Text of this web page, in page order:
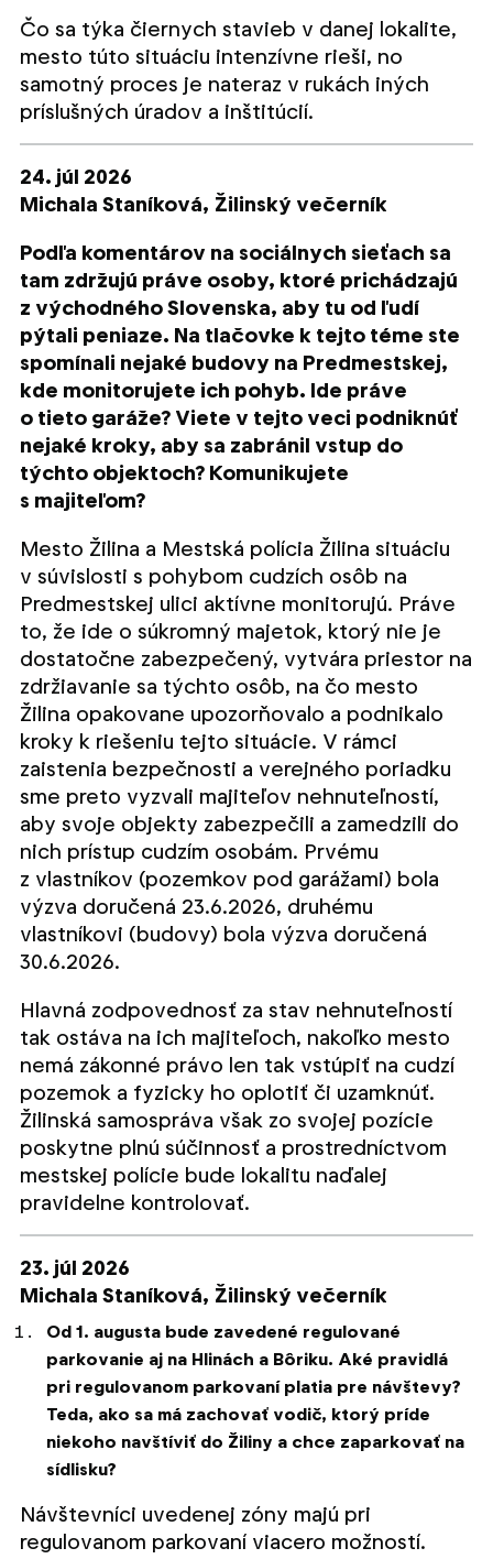
Čo sa týka čiernych stavieb v danej lokalite,
mesto túto situáciu intenzívne rieši, no
samotný proces je nateraz v rukách iných
príslušných úradov a inštitúcií.
24. júl 2026
Michala Staníková, Žilinský večerník
Podľa komentárov na sociálnych sieťach sa
tam zdržujú práve osoby, ktoré prichádzajú
z východného Slovenska, aby tu od ľudí
pýtali peniaze. Na tlačovke k tejto téme ste
spomínali nejaké budovy na Predmestskej,
kde monitorujete ich pohyb. Ide práve
o tieto garáže? Viete v tejto veci podniknúť
nejaké kroky, aby sa zabránil vstup do
týchto objektoch? Komunikujete
s majiteľom?
Mesto Žilina a Mestská polícia Žilina situáciu
v súvislosti s pohybom cudzích osôb na
Predmestskej ulici aktívne monitorujú. Práve
to, že ide o súkromný majetok, ktorý nie je
dostatočne zabezpečený, vytvára priestor na
zdržiavanie sa týchto osôb, na čo mesto
Žilina opakovane upozorňovalo a podnikalo
kroky k riešeniu tejto situácie. V rámci
zaistenia bezpečnosti a verejného poriadku
sme preto vyzvali majiteľov nehnuteľností,
aby svoje objekty zabezpečili a zamedzili do
nich prístup cudzím osobám. Prvému
z vlastníkov (pozemkov pod garážami) bola
výzva doručená 23.6.2026, druhému
vlastníkovi (budovy) bola výzva doručená
30.6.2026.
Hlavná zodpovednosť za stav nehnuteľností
tak ostáva na ich majiteľoch, nakoľko mesto
nemá zákonné právo len tak vstúpiť na cudzí
pozemok a fyzicky ho oplotiť či uzamknúť.
Žilinská samospráva však zo svojej pozície
poskytne plnú súčinnosť a prostredníctvom
mestskej polície bude lokalitu naďalej
pravidelne kontrolovať.
23. júl 2026
Michala Staníková, Žilinský večerník
Od 1. augusta bude zavedené regulované
parkovanie aj na Hlinách a Bôriku. Aké pravidlá
pri regulovanom parkovaní platia pre návštevy?
Teda, ako sa má zachovať vodič, ktorý príde
niekoho navštíviť do Žiliny a chce zaparkovať na
sídlisku?
Návštevníci uvedenej zóny majú pri
regulovanom parkovaní viacero možností.